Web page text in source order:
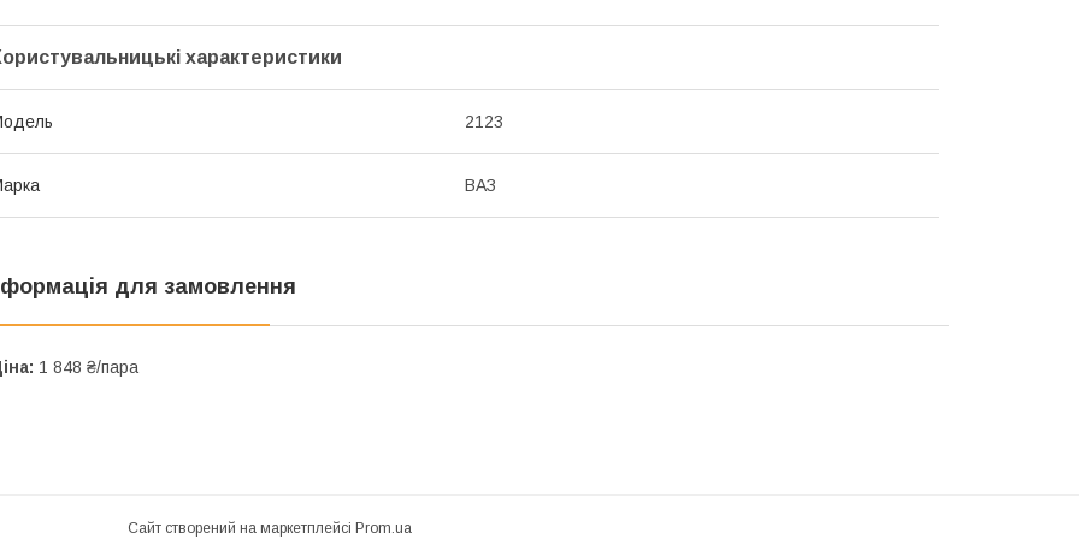
характеристики
2123
ВАЗ
для замовлення
1 848 ₴/пара
Сайт створений на маркетплейсі Prom.ua